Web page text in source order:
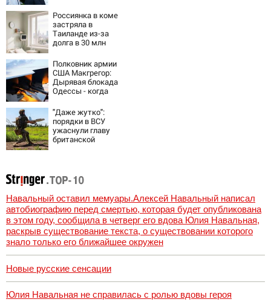
бездействие
против Трампа
Россиянка в коме
застряла в
Таиланде из-за
долга в 30 млн
Полковник армии
США Макгрегор:
Дырявая блокада
Одессы - когда
командовании
ВМФ России за
это полетят
головы?
"Даже жутко":
порядки в ВСУ
ужаснули главу
британской
Навальный оставил мемуары.Алексей Навальный написал
автобиографию перед смертью, которая будет опубликована
в этом году, сообщила в четверг его вдова Юлия Навальная,
раскрыв существование текста, о существовании которого
знало только его ближайшее окружен
Новые русские сенсации
Юлия Навальная не справилась с ролью вдовы героя